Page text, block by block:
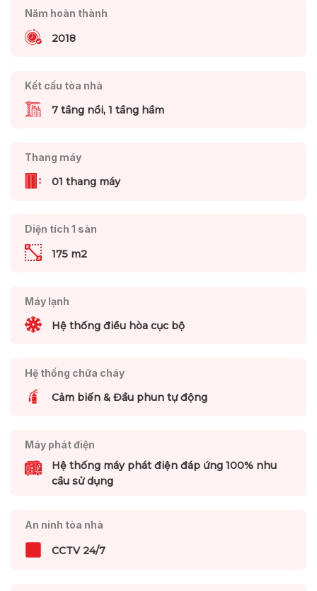
Năm hoàn thành
2018
Kết cấu tòa nhà
7 tầng nổi, 1 tầng hầm
Thang máy
01 thang máy
Diện tích 1 sàn
175 m2
Máy lạnh
Hệ thống điều hòa cục bộ
Hệ thống chữa cháy
Cảm biến & Đầu phun tự động
Máy phát điện
Hệ thống máy phát điện đáp ứng 100% nhu
cầu sử dụng
An ninh tòa nhà
CCTV 24/7